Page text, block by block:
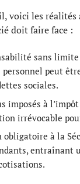
voici les réalités
doit faire face :
sans
peut
sociales.
imposés à
irrévocable
obligatoire à la
entraînant